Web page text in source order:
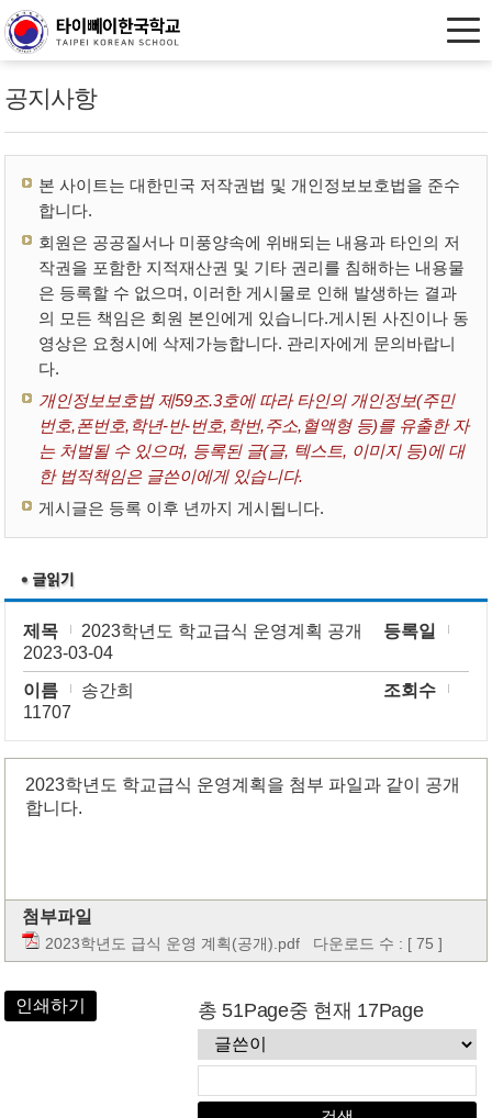
공지사항
본 사이트는 대한민국 저작권법 및 개인정보보호법을 준수
합니다.
회원은 공공질서나 미풍양속에 위배되는 내용과 타인의 저
작권을 포함한 지적재산권 및 기타 권리를 침해하는 내용물
은 등록할 수 없으며, 이러한 게시물로 인해 발생하는 결과
의 모든 책임은 회원 본인에게 있습니다.게시된 사진이나 동
영상은 요청시에 삭제가능합니다. 관리자에게 문의바랍니
다.
개인정보보호법 제59조.3호에 따라 타인의 개인정보(주민
번호,폰번호,학년-반-번호,학번,주소,혈액형 등)를 유출한 자
는 처벌될 수 있으며, 등록된 글(글, 텍스트, 이미지 등)에 대
한 법적책임은 글쓴이에게 있습니다.
게시글은 등록 이후 년까지 게시됩니다.
제목 2023학년도 학교급식 운영계획 공개
등록일
2023-03-04
이름
송간희
조회수
11707
2023학년도 학교급식 운영계획을 첨부 파일과 같이 공개
합니다.
첨부파일
2023학년도 급식 운영 계획(공개).pdf 다운로드 수 : [ 75 ]
인쇄하기 총 51Page중 현재 17Page